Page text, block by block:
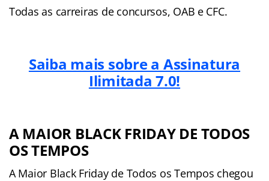
Todas as carreiras de concursos, OAB e CFC.
Saiba mais sobre a Assinatura
Ilimitada 7.0!
A MAIOR BLACK FRIDAY DE TODOS
OS TEMPOS
A Maior Black Friday de Todos os Tempos chegou